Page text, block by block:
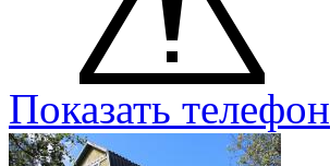
Показать телефон